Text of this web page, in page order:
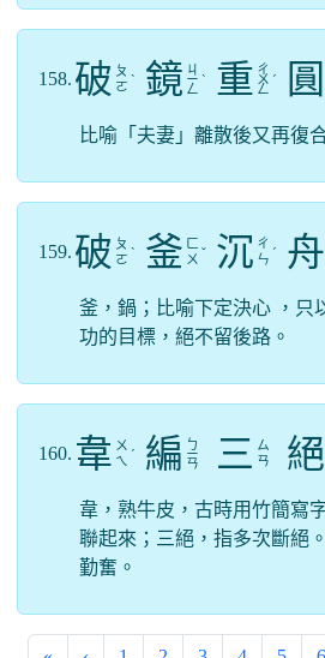
158. 破 ㄆ
ㄛ ˋ 鏡 ㄐ
ㄧ
ㄥ
ˋ 重 ㄔ
ㄨ
ㄥ
ˊ 圓
比喻「夫妻」離散後又再復
159. 破 ㄆ
ㄛ ˋ 釜 ㄈ
ㄨ ˇ 沉 ㄔ
ㄣ ˊ 舟
釜，鍋；比喻下定決心 ，只
功的目標，絕不留後路。
160. 韋 ㄨ
ㄟ ˊ 編 ㄅ
ㄧ
ㄢ 三 ㄙ
ㄢ
絕
韋，熟牛皮，古時用竹簡寫
聯起來；三絕，指多次斷絕
勤奮。